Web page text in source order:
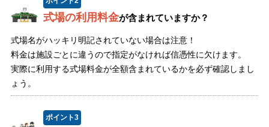
式場の利用料金が含まれていますか？
式場名がハッキリ明記されていない場合は注意！
料金は施設ごとに違うので指定がなければ信憑性に欠けます。
実際に利用する式場料金が全額含まれているかを必ず確認しまし
ょう。
ポイント3